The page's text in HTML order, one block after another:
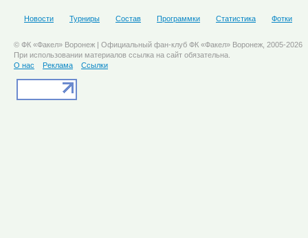
Новости Турниры Состав Программки Статистика Фотки
© ФК «Факел» Воронеж | Официальный фан-клуб ФК «Факел» Воронеж, 2005-2026
При использовании материалов ссылка на сайт обязательна.
О нас
Реклама Ссылки